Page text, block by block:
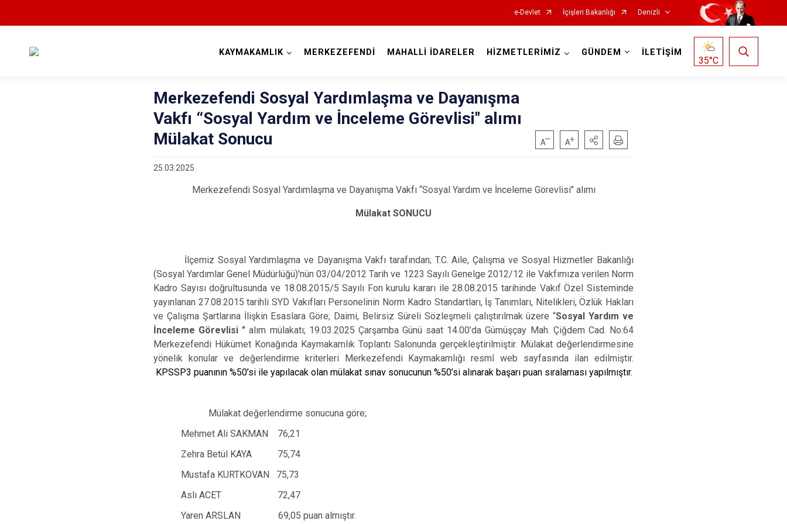
e-Devlet İçişleri Bakanlığı Denizli
Babadağ
Beyağaç
Bozkurt
Buldan
Çal
Çameli
Sarayköy
Serinhisar
Tavas
Merkezefendi
KAYMAKAMLIK MERKEZEFENDİ MAHALLİ İDARELER HİZMETLERİMİZ GÜNDEM İLETİŞİM
35°C
Merkezefendi Sosyal Yardımlaşma ve Dayanışma
Vakfı “Sosyal Yardım ve İnceleme Görevlisi" alımı
Mülakat Sonucu
25.03.2025
Merkezefendi Sosyal Yardımlaşma ve Dayanışma Vakfı “Sosyal Yardım ve İnceleme Görevlisi" alımı
Mülakat SONUCU
İlçemiz Sosyal Yardımlaşma ve Dayanışma Vakfı tarafından; T.C. Aile, Çalışma ve Sosyal Hizmetler Bakanlığı
(Sosyal Yardımlar Genel Müdürlüğü)'nün 03/04/2012 Tarih ve 1223 Sayılı Genelge 2012/12 ile Vakfımıza verilen Norm
Kadro Sayısı doğrultusunda ve 18.08.2015/5 Sayılı Fon kurulu kararı ile 28.08.2015 tarihinde Vakıf Özel Sisteminde
yayınlanan 27.08.2015 tarihli SYD Vakıfları Personelinin Norm Kadro Standartları, İş Tanımları, Nitelikleri, Özlük Hakları
ve Çalışma Şartlarına İlişkin Esaslara Göre; Daimi, Belirsiz Süreli Sözleşmeli çalıştırılmak üzere“Sosyal Yardım ve
İnceleme Görevlisi " alım mülakatı; 19.03.2025 Çarşamba Günü saat 14.00’da Gümüşçay Mah. Çiğdem Cad. No:64
Merkezefendi Hükümet Konağında Kaymakamlık Toplantı Salonunda gerçekleştirilmiştir. Mülakat değerlendirmesine
yönelik konular ve değerlendirme kriterleri Merkezefendi Kaymakamlığı resmî web sayfasında ilan edilmiştir.
KPSSP3 puanının %50’si ile yapılacak olan mülakat sınav sonucunun %50’si alınarak başarı puan sıralaması yapılmıştır.
Mülakat değerlendirme sonucuna göre;
Mehmet Ali SAKMAN 76,21
Zehra Betül KAYA 75,74
Mustafa KURTKOVAN 75,73
Aslı ACET 72,47
Yaren ARSLAN 69,05 puan almıştır.